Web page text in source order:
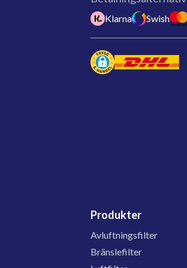
Klarna Swish
Produkter
Avluftningsfilter
Bränslefilter